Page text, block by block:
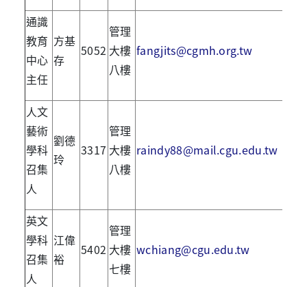
通識
教育
中心
主任
方基
存
5052
管理
大樓
八樓
fangjits@cgmh.org.tw
人文
藝術
學科
召集
人
劉德
玲
3317
管理
大樓
八樓
raindy88@mail.cgu.edu.tw
英文
學科
召集
人
江偉
裕
5402
管理
大樓
七樓
wchiang@cgu.edu.tw